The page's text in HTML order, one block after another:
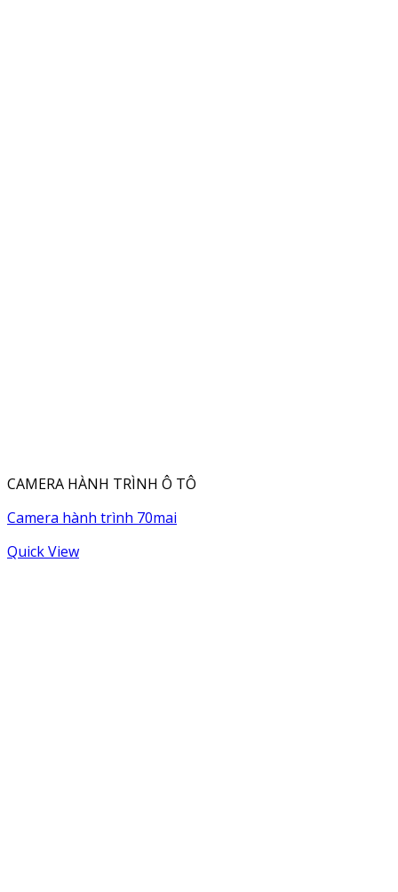
CAMERA HÀNH TRÌNH Ô TÔ
Camera hành trình 70mai
Quick View